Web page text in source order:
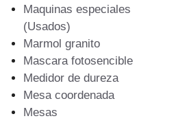
Maquinas especiales
(Usados)
Marmol granito
Mascara fotosencible
Medidor de dureza
Mesa coordenada
Mesas